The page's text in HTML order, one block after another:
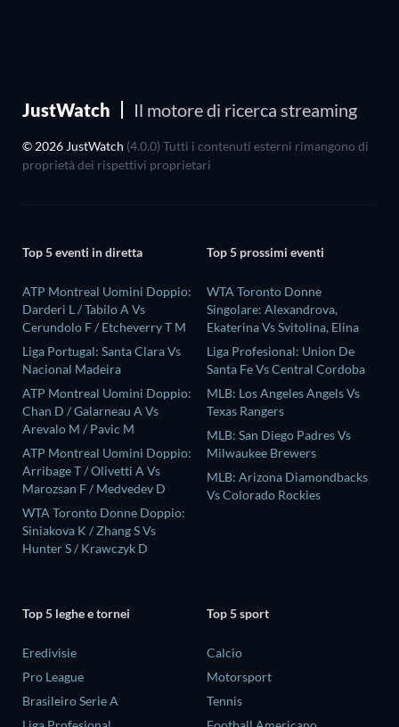
JustWatch Il motore di ricerca streaming
© 2026 JustWatch (4.0.0) Tutti i contenuti esterni rimangono di
proprietà dei rispettivi proprietari
Top 5 eventi in diretta
ATP Montreal Uomini Doppio:
Darderi L / Tabilo A Vs
Cerundolo F / Etcheverry T M
Liga Portugal: Santa Clara Vs
Nacional Madeira
ATP Montreal Uomini Doppio:
Chan D / Galarneau A Vs
Arevalo M / Pavic M
ATP Montreal Uomini Doppio:
Arribage T / Olivetti A Vs
Marozsan F / Medvedev D
WTA Toronto Donne Doppio:
Siniakova K / Zhang S Vs
Hunter S / Krawczyk D
Top 5 prossimi eventi
WTA Toronto Donne
Singolare: Alexandrova,
Ekaterina Vs Svitolina, Elina
Liga Profesional: Union De
Santa Fe Vs Central Cordoba
MLB: Los Angeles Angels Vs
Texas Rangers
MLB: San Diego Padres Vs
Milwaukee Brewers
MLB: Arizona Diamondbacks
Vs Colorado Rockies
Top 5 leghe e tornei
Eredivisie
Pro League
Brasileiro Serie A
Top 5 sport
Calcio
Motorsport
Tennis